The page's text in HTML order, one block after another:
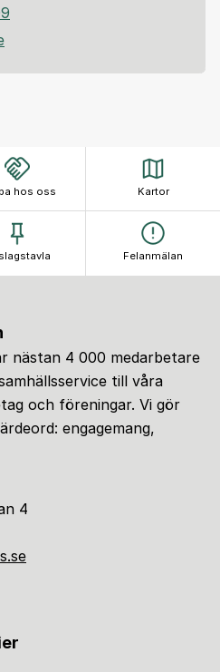
hos oss Kartor
Felanmälan
nästan 4 000 medarbetare
till våra
och föreningar. Vi gör
engagemang,
4